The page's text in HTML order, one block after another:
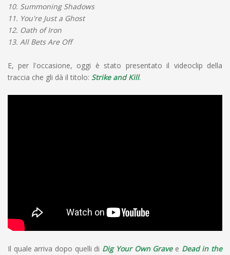
10. Summoning Shadows
11. You're Just a Ghost
12. Oath of Iron
13. All Bets Are Off
E, per l'occasione, oggi è stato presentato il videoclip della
traccia che gli dà il titolo: Strike and Kill.
Il quale arriva dopo quelli di Dig Your Own Gravee Dead in the